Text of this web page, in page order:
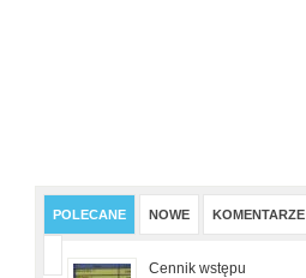
POLECANE NOWE KOMENTARZE
Cennik wstępu